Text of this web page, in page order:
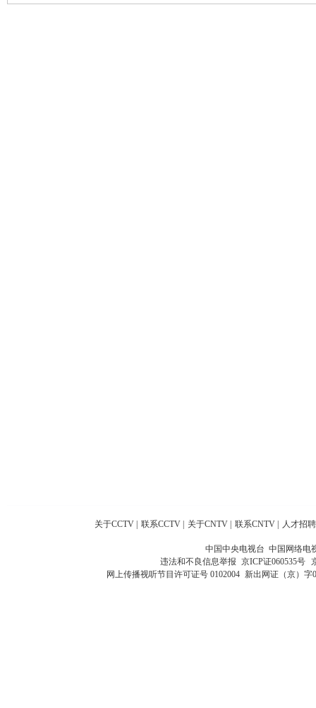
关于CCTV 联系CCTV 关于CNTV 联系CNTV 人才招聘
中国中央电视台 中国网络电
违法和不良信息举报 京ICP证060535号
网上传播视听节目许可证号 0102004 新出网证（京）